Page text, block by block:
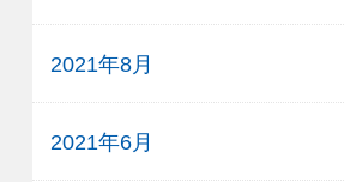
2021年8月
2021年6月